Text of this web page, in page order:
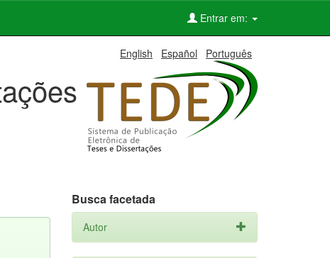
Entrar em:
English Español Português
Busca facetada
Autor